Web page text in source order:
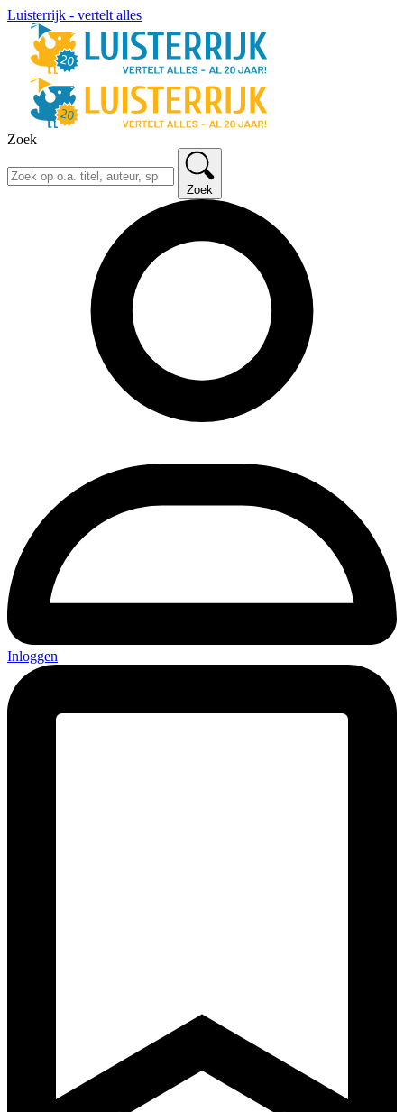
Luisterrijk - vertelt alles
Zoek
Zoek
Inloggen